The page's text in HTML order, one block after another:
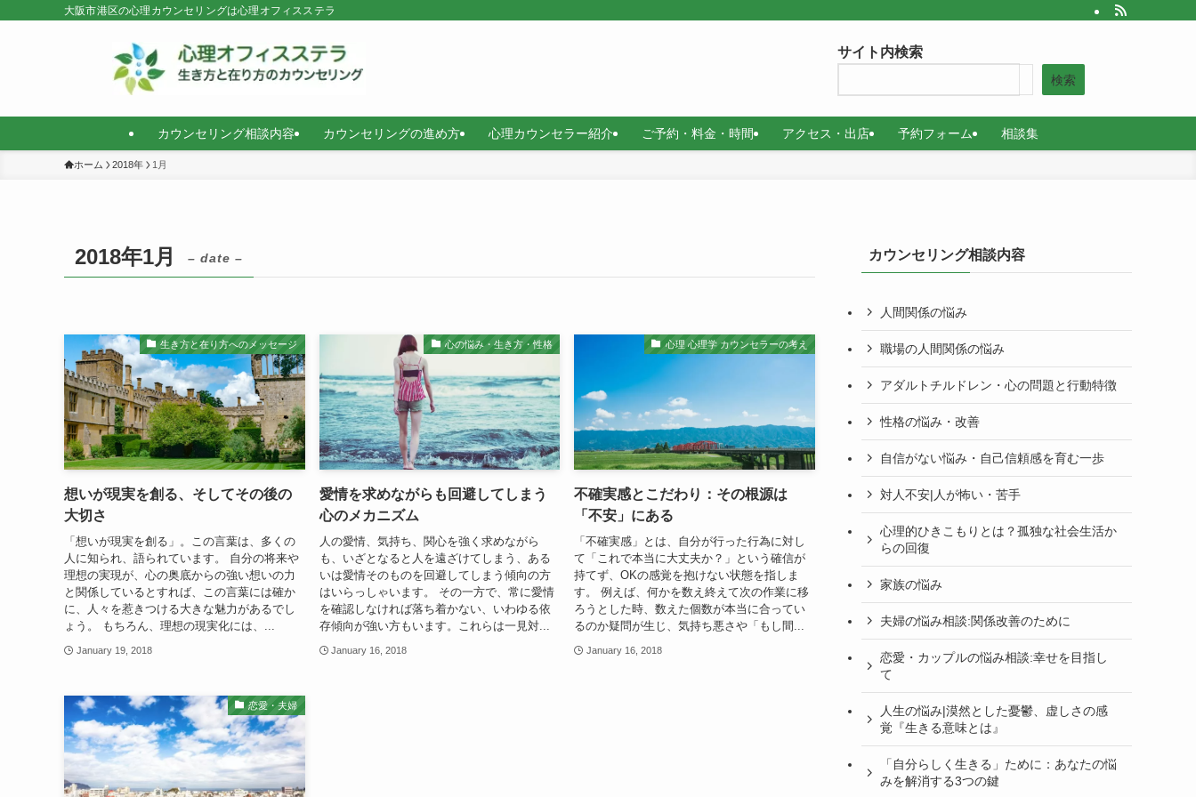
大阪市港区の心理カウンセリングは心理オフィスステラ
カウンセリング相談内容 カウンセリングの進め方 心理カウンセラー紹介 ご予約・料金・時間 アクセス・出店 予約フォーム 相談集
サイト内検索
検索
ホーム 2018年 1月
2018年1月 – date –
生き方と在り方へのメッセージ
想いが現実を創る、そしてその後の
大切さ
「想いが現実を創る」。この言葉は、多くの
人に知られ、語られています。 自分の将来や
理想の実現が、心の奥底からの強い想いの力
と関係しているとすれば、この言葉には確か
に、人々を惹きつける大きな魅力があるでし
ょう。 もちろん、理想の現実化には、...
January 19, 2018
心の悩み・生き方・性格
愛情を求めながらも回避してしまう
心のメカニズム
人の愛情、気持ち、関心を強く求めながら
も、いざとなると人を遠ざけてしまう、ある
いは愛情そのものを回避してしまう傾向の方
はいらっしゃいます。 その一方で、常に愛情
を確認しなければ落ち着かない、いわゆる依
存傾向が強い方もいます。これらは一見対...
January 16, 2018
心理 心理学 カウンセラーの考え
不確実感とこだわり：その根源は
「不安」にある
「不確実感」とは、自分が行った行為に対し
て「これで本当に大丈夫か？」という確信が
持てず、OKの感覚を抱けない状態を指しま
す。 例えば、何かを数え終えて次の作業に移
ろうとした時、数えた個数が本当に合ってい
るのか疑問が生じ、気持ち悪さや「もし間...
January 16, 2018
恋愛・夫婦
カウンセリング相談内容
人間関係の悩み
職場の人間関係の悩み
アダルトチルドレン・心の問題と行動特徴
性格の悩み・改善
自信がない悩み・自己信頼感を育む一歩
対人不安|人が怖い・苦手
心理的ひきこもりとは？孤独な社会生活か
らの回復
家族の悩み
夫婦の悩み相談:関係改善のために
恋愛・カップルの悩み相談:幸せを目指し
て
人生の悩み|漠然とした憂鬱、虚しさの感
覚『生きる意味とは』
「自分らしく生きる」ために：あなたの悩
みを解消する3つの鍵